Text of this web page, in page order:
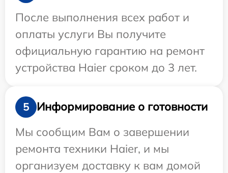
После выполнения всех работ и
оплаты услуги Вы получите
официальную гарантию на ремонт
устройства Haier сроком до 3 лет.
5
Информирование о готовности
Мы сообщим Вам о завершении
ремонта техники Haier, и мы
организуем доставку к вам домой